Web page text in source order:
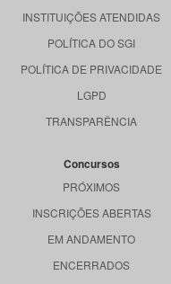
INSTITUIÇÕES ATENDIDAS
POLÍTICA DO SGI
POLÍTICA DE PRIVACIDADE
LGPD
TRANSPARÊNCIA
Concursos
PRÓXIMOS
INSCRIÇÕES ABERTAS
EM ANDAMENTO
ENCERRADOS